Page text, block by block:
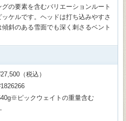
の要素を含むバリエーションルート
ケルです。ヘッドは打ち込みやすさ
斜のある雪面でも深く刺さるベント
（税込）
ピックウェイトの重量含む